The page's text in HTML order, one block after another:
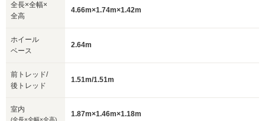
全長×全幅×
全高
4.66m×1.74m×1.42m
ホイール
ベース
2.64m
前トレッド/
後トレッド
1.51m/1.51m
室内
(全長×全幅×全高)
1.87m×1.46m×1.18m